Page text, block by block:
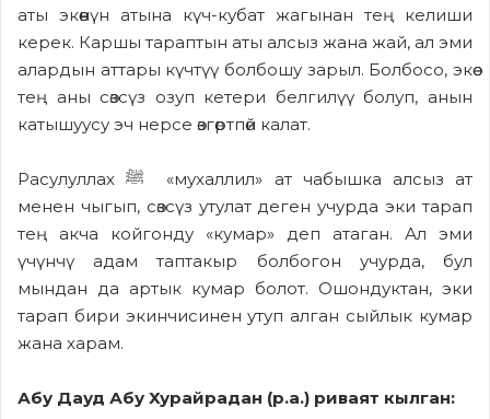
аты экөөнүн атына күч-кубат жагынан тең келиши
керек. Каршы тараптын аты алсыз жана жай, ал эми
алардын аттары күчтүү болбошу зарыл. Болбосо, экөө
тең аны сөзсүз озуп кетери белгилүү болуп, анын
катышуусу эч нерсе өзгөртпөй калат.
Расулуллах ﷺ «мухаллил» ат чабышка алсыз ат
менен чыгып, сөзсүз утулат деген учурда эки тарап
тең акча койгонду «кумар» деп атаган. Ал эми
үчүнчү адам таптакыр болбогон учурда, бул
мындан да артык кумар болот. Ошондуктан, эки
тарап бири экинчисинен утуп алган сыйлык кумар
жана харам.
Абу Дауд Абу Хурайрадан (р.а.) риваят кылган: